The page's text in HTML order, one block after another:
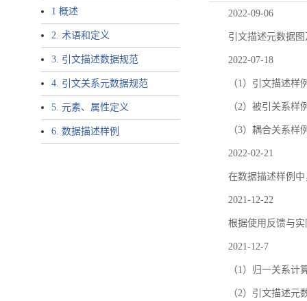
1 概述
2. 术语和定义
3. 引文描述数据规范
4. 引文关系元数据规范
5. 元素、属性定义
6. 数据描述样例
2022-09-06
引文描述元数据
2022-07-18
（1）引文描述样
（2）被引关系
（3）耦合关系
2022-02-21
在数据描述样例
2021-12-22
根据使用反馈与
2021-12-7
（1）归一关系
（2）引文描述元